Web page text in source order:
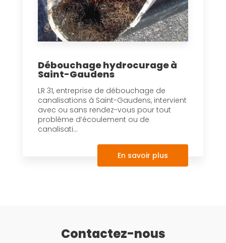
Débouchage hydrocurage à
Saint-Gaudens
LR 31, entreprise de débouchage de
canalisations à Saint-Gaudens, intervient
avec ou sans rendez-vous pour tout
problème d’écoulement ou de
canalisati...
En savoir plus
Contactez-nous